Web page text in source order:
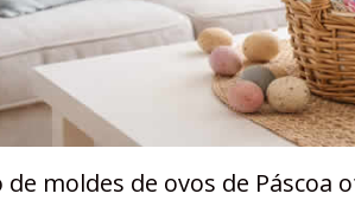
de moldes de ovos de Páscoa